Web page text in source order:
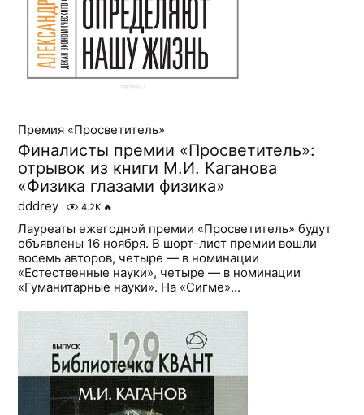
Премия «Просветитель»
Финалисты премии «Просветитель»:
отрывок из книги М.И. Каганова
«Физика глазами физика»
dddrey 4.2K 🔥
Лауреаты ежегодной премии «Просветитель» будут
объявлены 16 ноября. В шорт-лист премии вошли
восемь авторов, четыре — в номинации
«Естественные науки», четыре — в номинации
«Гуманитарные науки». На «Сигме»...